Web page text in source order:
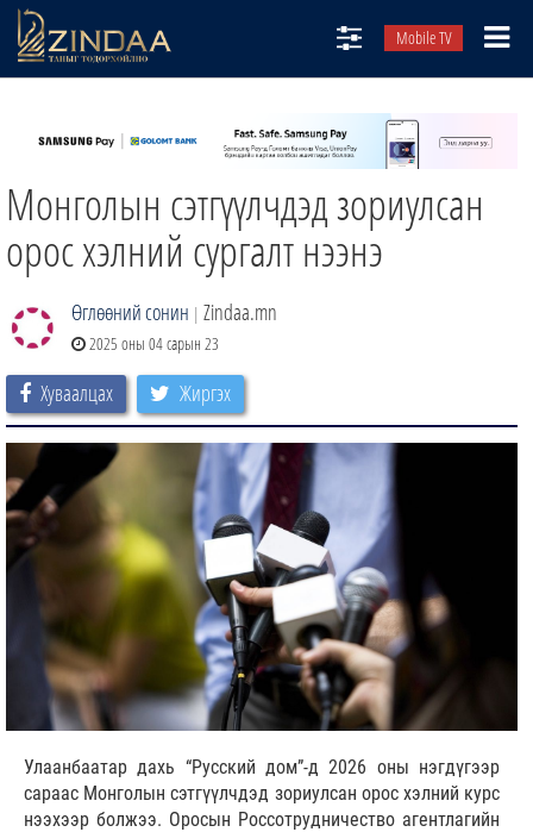
Mobile TV
ТВ8
ӨГЛӨӨНИЙ СОНИН
ЗИНДАА СЭТГҮҮЛ
Монголын сэтгүүлчдэд зориулсан
орос хэлний сургалт нээнэ
Өглөөний сонин | Zindaa.mn
2025 оны 04 сарын 23
Хуваалцах Жиргэх
Улаанбаатар дахь “Русский дом”-д 2026 оны нэгдүгээр
сараас Монголын сэтгүүлчдэд зориулсан орос хэлний курс
нээхээр болжээ. Оросын Россотрудничество агентлагийн